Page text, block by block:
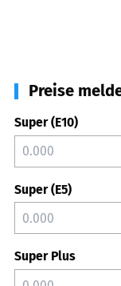
Preise
Super (E10)
Super (E5)
Super Plus